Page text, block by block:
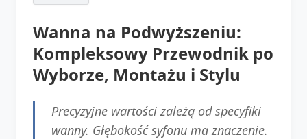
Wanna na Podwyższeniu:
Kompleksowy Przewodnik po
Wyborze, Montażu i Stylu
Precyzyjne wartości zależą od specyfiki
wanny. Głębokość syfonu ma znaczenie.